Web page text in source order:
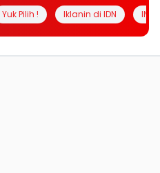
Yuk Pilih ! Iklanin di IDN